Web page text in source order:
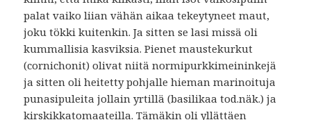
palat vaiko liian vähän aikaa tekeytyneet maut,
joku tökki kuitenkin. Ja sitten se lasi missä oli
kummallisia kasviksia. Pienet maustekurkut
(cornichonit) olivat niitä normipurkkimeininkejä
ja sitten oli heitetty pohjalle hieman marinoituja
punasipuleita jollain yrtillä (basilikaa tod.näk.) ja
kirskikkatomaateilla. Tämäkin oli yllättäen